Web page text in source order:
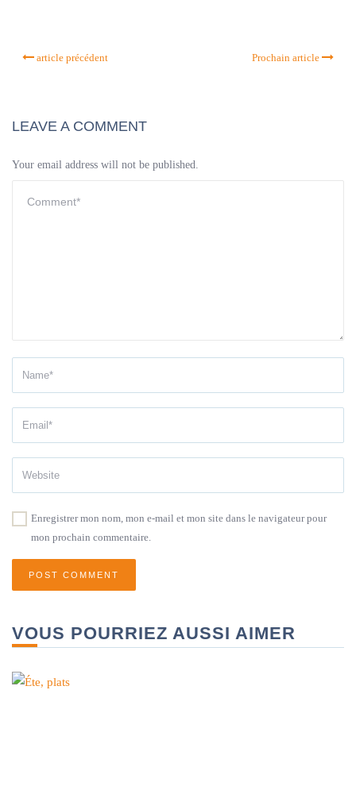
article précédent Prochain article
LEAVE A COMMENT
Your email address will not be published.
Enregistrer mon nom, mon e-mail et mon site dans le navigateur pour
mon prochain commentaire.
VOUS POURRIEZ AUSSI AIMER